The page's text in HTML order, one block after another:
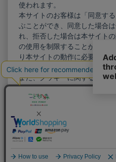
本サイトのお客様は「同意す
ぶことができ、同意した場合
れ、拒否した場合は本サイト
の使用を制限することができ
り本サイトの動作に必要最小
ることはありません。
また、クッキーに関する設定
らから行えます。詳細設定
同意
拒否